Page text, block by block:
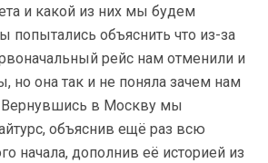
и какой из них мы будем
попытались объяснить что из-за
рейс нам отменили и
но она так и не поняла зачем нам
Вернувшись в Москву мы
объяснив ещё раз всю
начала, дополнив её историей из